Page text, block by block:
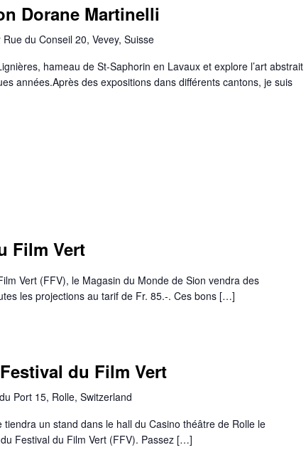
Dorane Martinelli
Rue du Conseil 20, Vevey, Suisse
hameau de St-Saphorin en Lavaux et explore l’art abstrait
années.Après des expositions dans différents cantons, je suis
Film Vert
Vert (FFV), le Magasin du Monde de Sion vendra des
les projections au tarif de Fr. 85.-. Ces bons […]
du Film Vert
Port 15, Rolle, Switzerland
un stand dans le hall du Casino théâtre de Rolle le
Festival du Film Vert (FFV). Passez […]